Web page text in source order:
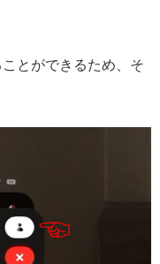
とができるため、そ